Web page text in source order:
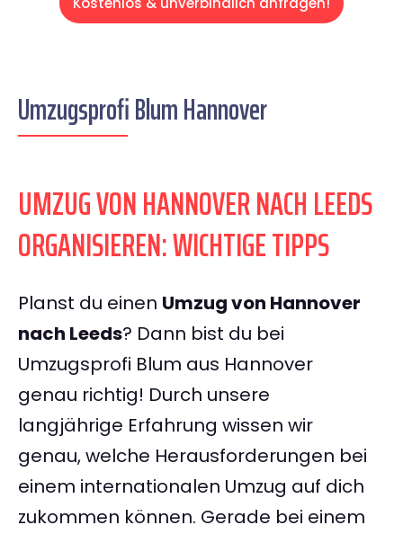
Umzugsprofi Blum Hannover
UMZUG VON HANNOVER NACH LEEDS
ORGANISIEREN: WICHTIGE TIPPS
Planst du einen Umzug von Hannover
nach Leeds? Dann bist du bei
Umzugsprofi Blum aus Hannover
genau richtig! Durch unsere
langjährige Erfahrung wissen wir
genau, welche Herausforderungen bei
einem internationalen Umzug auf dich
zukommen können. Gerade bei einem